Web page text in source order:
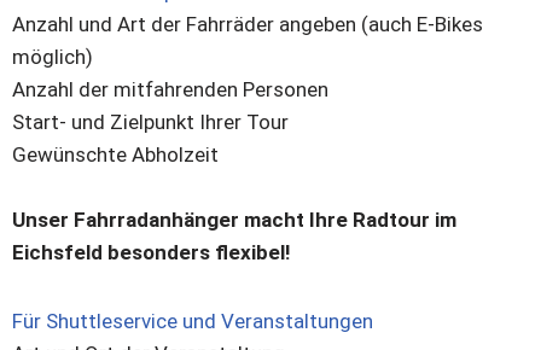
Anzahl und Art der Fahrräder angeben (auch E-Bikes
möglich)
Anzahl der mitfahrenden Personen
Start- und Zielpunkt Ihrer Tour
Gewünschte Abholzeit
Unser Fahrradanhänger macht Ihre Radtour im
Eichsfeld besonders flexibel!
Für Shuttleservice und Veranstaltungen